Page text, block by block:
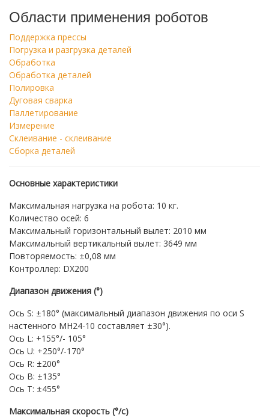
Области применения роботов
Поддержка прессы
Погрузка и разгрузка деталей
Обработка
Обработка деталей
Полировка
Дуговая сварка
Паллетирование
Измерение
Склеивание - склеивание
Сборка деталей
Основные характеристики
Максимальная нагрузка на робота: 10 кг.
Количество осей: 6
Максимальный горизонтальный вылет: 2010 мм
Максимальный вертикальный вылет: 3649 мм
Повторяемость: ±0,08 мм
Контроллер: DX200
Диапазон движения (°)
Ось S: ±180° (максимальный диапазон движения по оси S
настенного MH24-10 составляет ±30°).
Ось L: +155°/- 105°
Ось U: +250°/-170°
Ось R: ±200°
Ось B: ±135°
Ось T: ±455°
Максимальная скорость (°/с)